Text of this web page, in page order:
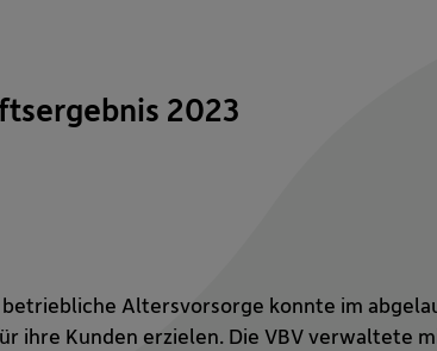
2023
Altersvorsorge konnte im
ihre Kunden erzielen. Die VBV verwaltete